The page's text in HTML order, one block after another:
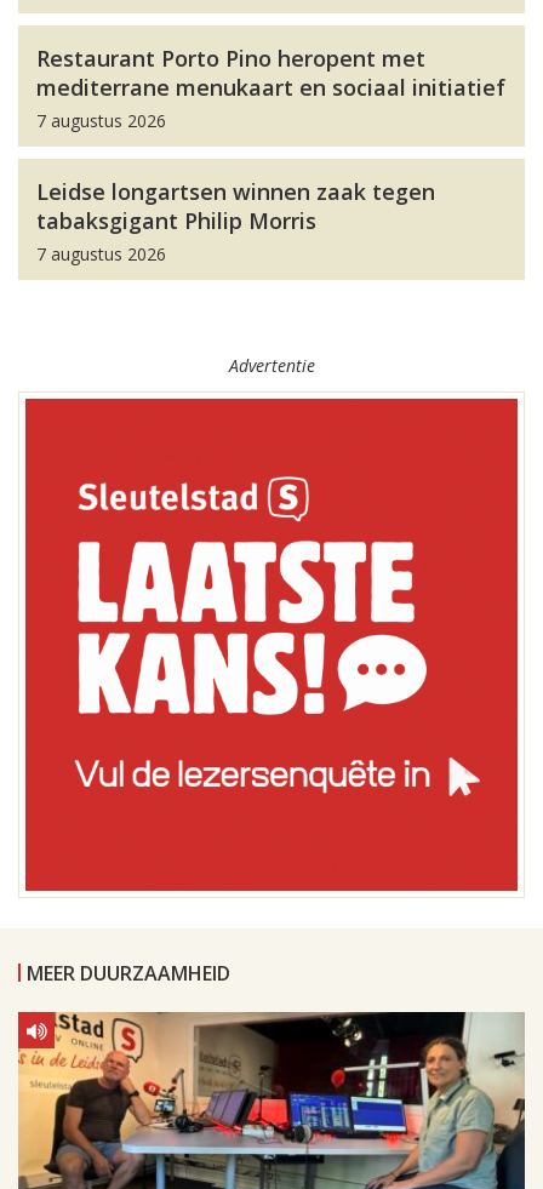
Restaurant Porto Pino heropent met
mediterrane menukaart en sociaal initiatief
7 augustus 2026
Leidse longartsen winnen zaak tegen
tabaksgigant Philip Morris
7 augustus 2026
Advertentie
MEER DUURZAAMHEID